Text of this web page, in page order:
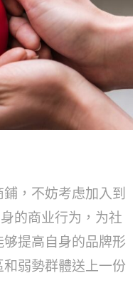
，不妨考虑加入到
的商业行为，为社
提高自身的品牌形
弱勢群體送上一份